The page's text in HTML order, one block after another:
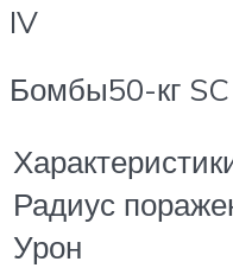
IV
Бомбы50-кг
Радиус
Урон